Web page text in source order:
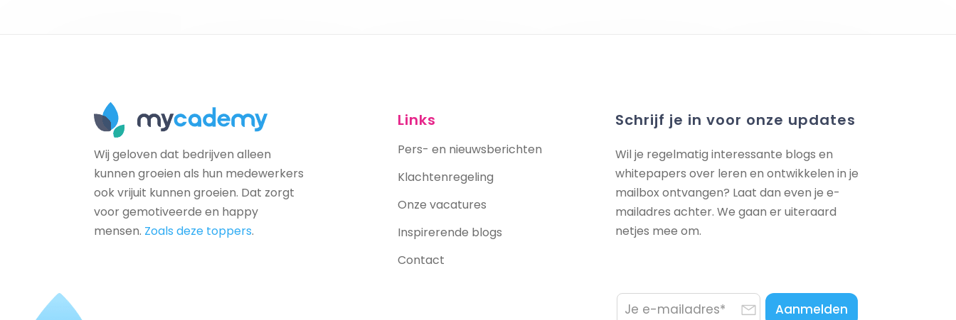
Wij geloven dat bedrijven alleen
kunnen groeien als hun medewerkers
ook vrijuit kunnen groeien. Dat zorgt
voor gemotiveerde en happy
mensen. Zoals deze toppers.
Links
Pers- en nieuwsberichten
Klachtenregeling
Onze vacatures
Inspirerende blogs
Contact
Schrijf je in voor onze updates
Wil je regelmatig interessante blogs en
whitepapers over leren en ontwikkelen in je
mailbox ontvangen? Laat dan even je e-
mailadres achter. We gaan er uiteraard
netjes mee om.
Aanmelden